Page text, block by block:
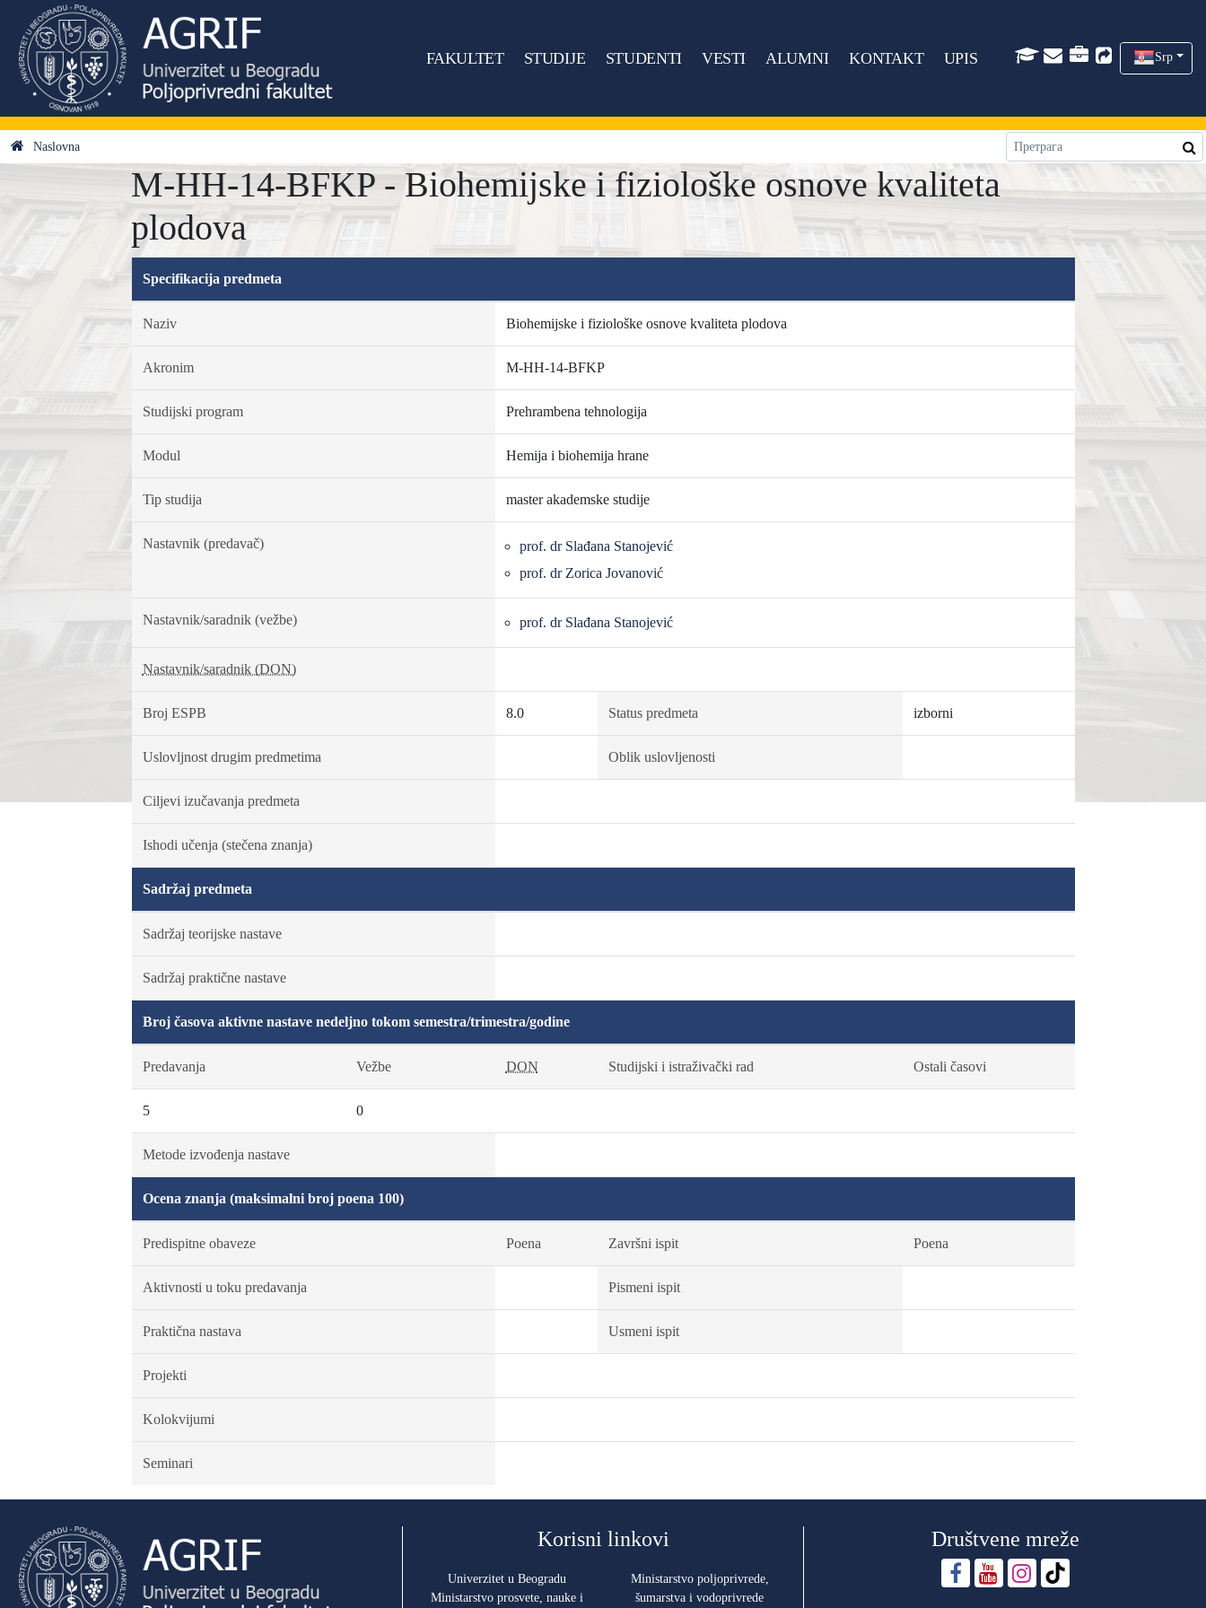
FAKULTET STUDIJE STUDENTI VESTI ALUMNI KONTAKT UPIS Srp
Naslovna
M-HH-14-BFKP - Biohemijske i fiziološke osnove kvaliteta
plodova
Specifikacija predmeta
Naziv Biohemijske i fiziološke osnove kvaliteta plodova
Akronim M-HH-14-BFKP
Studijski program Prehrambena tehnologija
Modul Hemija i biohemija hrane
Tip studija master akademske studije
Nastavnik (predavač)
prof. dr Slađana Stanojević
prof. dr Zorica Jovanović
Nastavnik/saradnik (vežbe) prof. dr Slađana Stanojević
Nastavnik/saradnik (DON)
Broj ESPB 8.0 Status predmeta izborni
Uslovljnost drugim predmetima Oblik uslovljenosti
Ciljevi izučavanja predmeta
Ishodi učenja (stečena znanja)
Sadržaj predmeta
Sadržaj teorijske nastave
Sadržaj praktične nastave
Broj časova aktivne nastave nedeljno tokom semestra/trimestra/godine
Predavanja Vežbe DON Studijski i istraživački rad Ostali časovi
5 0
Metode izvođenja nastave
Ocena znanja (maksimalni broj poena 100)
Predispitne obaveze Poena Završni ispit Poena
Aktivnosti u toku predavanja Pismeni ispit
Praktična nastava Usmeni ispit
Projekti
Kolokvijumi
Seminari
Korisni linkovi
Univerzitet u Beogradu
Ministarstvo prosvete, nauke i
Ministarstvo poljoprivrede,
šumarstva i vodoprivrede
Društvene mreže